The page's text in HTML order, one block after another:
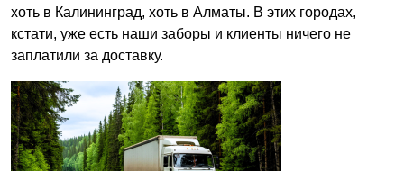
хоть в Калининград, хоть в Алматы. В этих городах,
кстати, уже есть наши заборы и клиенты ничего не
заплатили за доставку.